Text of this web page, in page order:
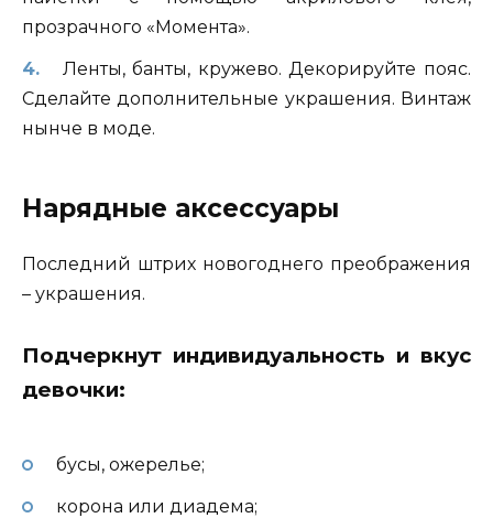
прозрачного «Момента».
Ленты, банты, кружево. Декорируйте пояс.
Сделайте дополнительные украшения. Винтаж
нынче в моде.
Нарядные аксессуары
Последний штрих новогоднего преображения
– украшения.
Подчеркнут индивидуальность и вкус
девочки:
бусы, ожерелье;
корона или диадема;